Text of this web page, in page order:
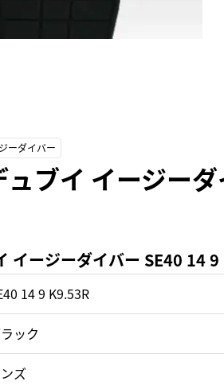
ーダイバー
ュブイ イージー
イージーダイバー SE40 14
14 9 K9.53R
ック
ズ